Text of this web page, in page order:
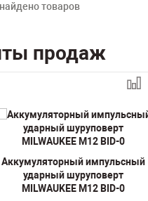
товаров
продаж
Аккумуляторный импульсный
ударный шуруповерт
MILWAUKEE M12 BID-0